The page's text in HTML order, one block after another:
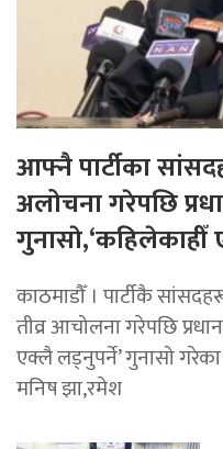
आफ्नै पार्टीका
अलोचना गरेपछि
गुनासाे,‘कहिलेकाहीँ
काठमाडौँ । पार्टीकै
तीव्र आचोलना गरेपछि
एक्लै लड्नुपर्ने’ गुनासो
मनिष झा,रमेश